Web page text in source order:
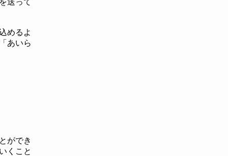
送って
めるよ
あいら
ができ
くこと